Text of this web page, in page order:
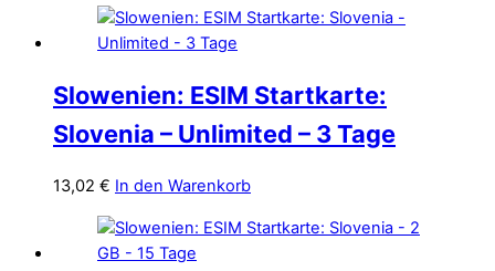
Slowenien: ESIM Startkarte:
Slovenia – Unlimited – 3 Tage
13,02 € In den Warenkorb